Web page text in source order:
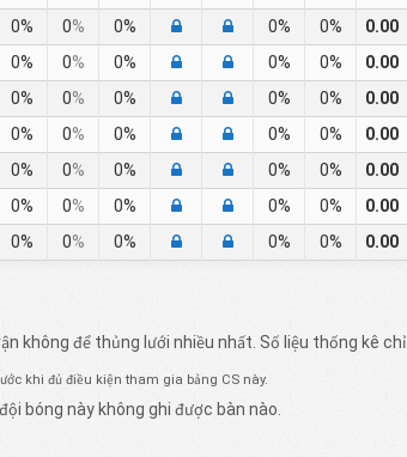
0% 0% 0% 0% 0%
0.00
0% 0% 0% 0% 0%
0.00
0% 0% 0% 0% 0%
0.00
0% 0% 0% 0% 0%
0.00
0% 0% 0% 0% 0%
0.00
0% 0% 0% 0% 0%
0.00
0% 0% 0% 0% 0% 0.00
không để thủng lưới nhiều nhất. Số liệu thống kê chỉ
khi đủ điều kiện tham gia bảng CS này.
bóng này không ghi được bàn nào.